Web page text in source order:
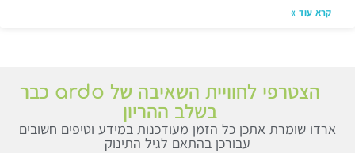
קרא עוד »
הצטרפי לחוויית השאיבה של ardo כבר
בשלב ההריון
ארדו שומרת אתכן כל הזמן מעודכנות במידע וטיפים חשובים
עבורכן בהתאם לגיל התינוק